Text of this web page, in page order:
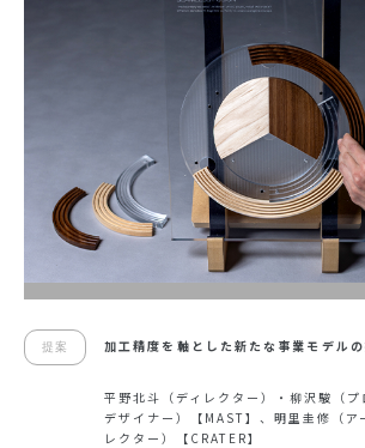
提案 加工精度を軸とした新たな事業モデル
平野北斗（ディレクター）・柳沢駿（プ
デザイナー）【MAST】、明里圭修（ア
レクター）【CRATER】